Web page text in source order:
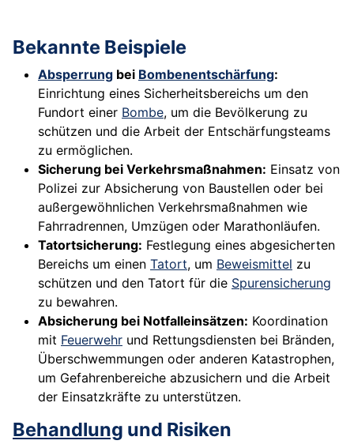
Bekannte Beispiele
Absperrung bei Bombenentschärfung:
Einrichtung eines Sicherheitsbereichs um den
Fundort einer Bombe, um die Bevölkerung zu
schützen und die Arbeit der Entschärfungsteams
zu ermöglichen.
Sicherung bei Verkehrsmaßnahmen: Einsatz von
Polizei zur Absicherung von Baustellen oder bei
außergewöhnlichen Verkehrsmaßnahmen wie
Fahrradrennen, Umzügen oder Marathonläufen.
Tatortsicherung: Festlegung eines abgesicherten
Bereichs um einen Tatort, um Beweismittel zu
schützen und den Tatort für die Spurensicherung
zu bewahren.
Absicherung bei Notfalleinsätzen: Koordination
mit Feuerwehr und Rettungsdiensten bei Bränden,
Überschwemmungen oder anderen Katastrophen,
um Gefahrenbereiche abzusichern und die Arbeit
der Einsatzkräfte zu unterstützen.
Behandlung und Risiken